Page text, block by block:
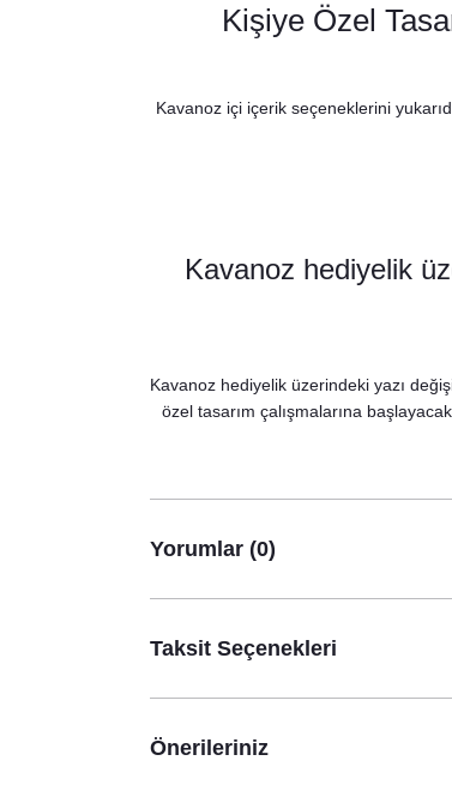
8,75 TL
Rustik Bordo Çiçek Konsept Mum
Kişiye Özel
Kavanoz içi içerik seçeneklerini
Kavanoz hediyelik
Kavanoz hediyelik üzerindeki yazı
özel tasarım çalışmalarına
Yorumlar (0)
Taksit Seçenekleri
Önerileriniz